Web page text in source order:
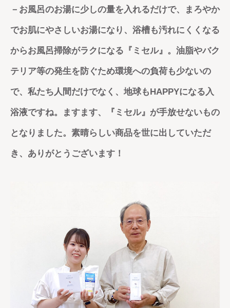
－お風呂のお湯に少しの量を入れるだけで、まろやか
でお肌にやさしいお湯になり、浴槽も汚れにくくなる
からお風呂掃除がラクになる『ミセル』。油脂やバク
テリア等の発生を防ぐため環境への負荷も少ないの
で、私たち人間だけでなく、地球もHAPPYになる入
浴液ですね。ますます、『ミセル』が手放せないもの
となりました。素晴らしい商品を世に出していただ
き、ありがとうございます！